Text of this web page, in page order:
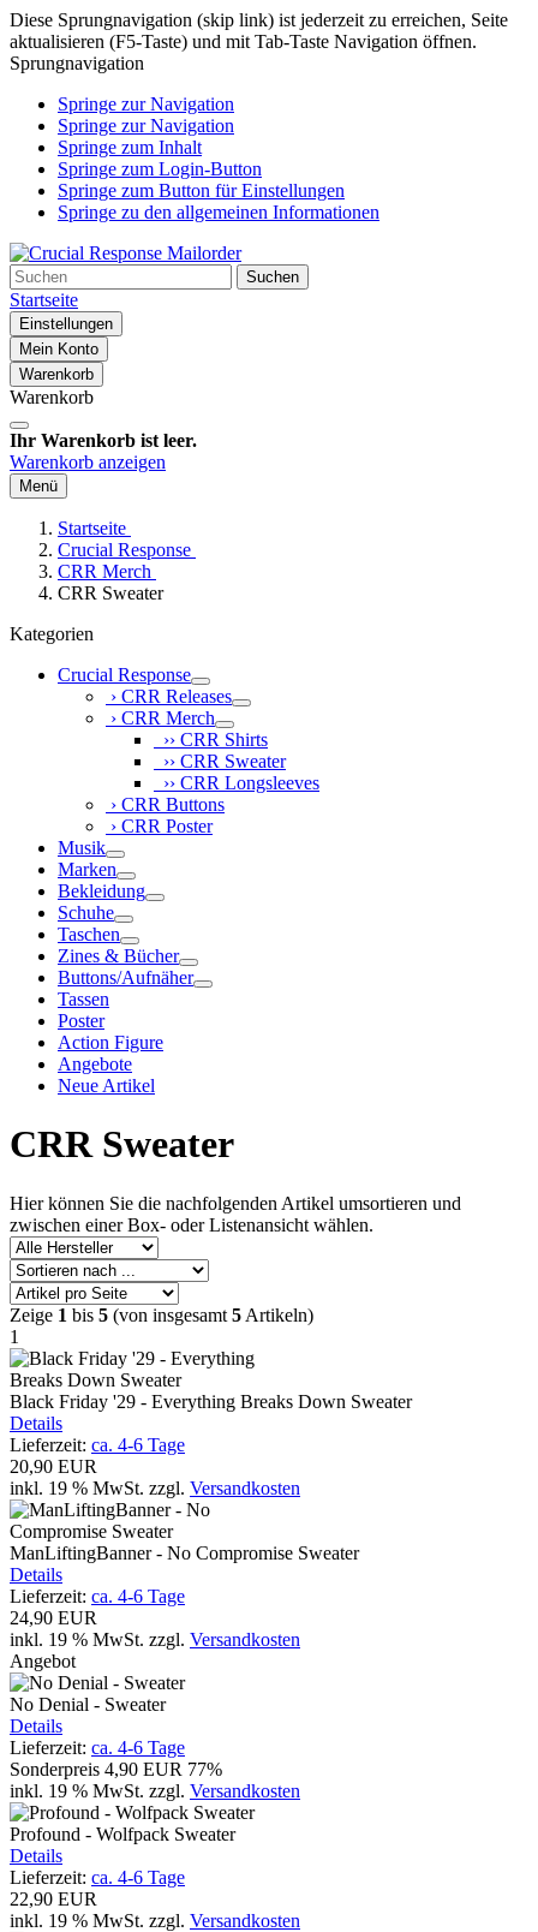
Diese Sprungnavigation (skip link) ist jederzeit zu erreichen, Seite
aktualisieren (F5-Taste) und mit Tab-Taste Navigation öffnen.
Sprungnavigation
Springe zur Navigation
Springe zur Navigation
Springe zum Inhalt
Springe zum Login-Button
Springe zum Button für Einstellungen
Springe zu den allgemeinen Informationen
Suchen
Startseite
Einstellungen
Mein Konto
Warenkorb
Warenkorb
Ihr Warenkorb ist leer.
Warenkorb anzeigen
Menü
Startseite
Crucial Response
CRR Merch
CRR Sweater
Kategorien
Crucial Response
› CRR Releases
› CRR Merch
›› CRR Shirts
›› CRR Sweater
›› CRR Longsleeves
› CRR Buttons
› CRR Poster
Musik
Marken
Bekleidung
Schuhe
Taschen
Zines & Bücher
Buttons/Aufnäher
Tassen
Poster
Action Figure
Angebote
Neue Artikel
CRR Sweater
Hier können Sie die nachfolgenden Artikel umsortieren und
zwischen einer Box- oder Listenansicht wählen.
Zeige 1 bis 5 (von insgesamt 5 Artikeln)
1
Black Friday '29 - Everything Breaks Down Sweater
Details
Lieferzeit: ca. 4-6 Tage
20,90 EUR
inkl. 19 % MwSt. zzgl. Versandkosten
ManLiftingBanner - No Compromise Sweater
Details
Lieferzeit: ca. 4-6 Tage
24,90 EUR
inkl. 19 % MwSt. zzgl. Versandkosten
Angebot
No Denial - Sweater
Details
Lieferzeit: ca. 4-6 Tage
Sonderpreis 4,90 EUR 77%
inkl. 19 % MwSt. zzgl. Versandkosten
Profound - Wolfpack Sweater
Details
Lieferzeit: ca. 4-6 Tage
22,90 EUR
inkl. 19 % MwSt. zzgl. Versandkosten